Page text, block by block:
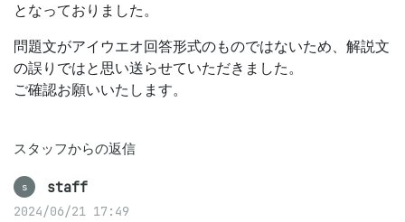
となっておりました。
問題文がアイウエオ回答形式のものではないため、解説文
の誤りではと思い送らせていただきました。
ご確認お願いいたします。
スタッフからの返信
s staff
2024/06/21 17:49